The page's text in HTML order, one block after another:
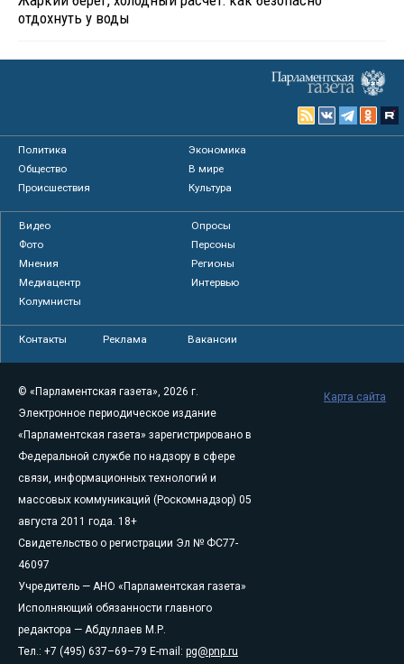
отдохнуть у воды
Политика
Экономика
Общество
В мире
Происшествия
Культура
Видео
Опросы
Фото
Персоны
Мнения
Регионы
Медиацентр
Интервью
Колумнисты
Контакты Реклама Вакансии
© «Парламентская газета», 2026 г.
Электронное периодическое издание
«Парламентская газета» зарегистрировано в
Федеральной службе по надзору в сфере
связи, информационных технологий и
массовых коммуникаций (Роскомнадзор) 05
августа 2011 года. 18+
Свидетельство о регистрации Эл № ФС77-
46097
Учредитель — АНО «Парламентская газета»
Исполняющий обязанности главного
редактора — Абдуллаев М.Р.
Тел.: +7 (495) 637–69–79 E-mail: pg@pnp.ru
Карта сайта